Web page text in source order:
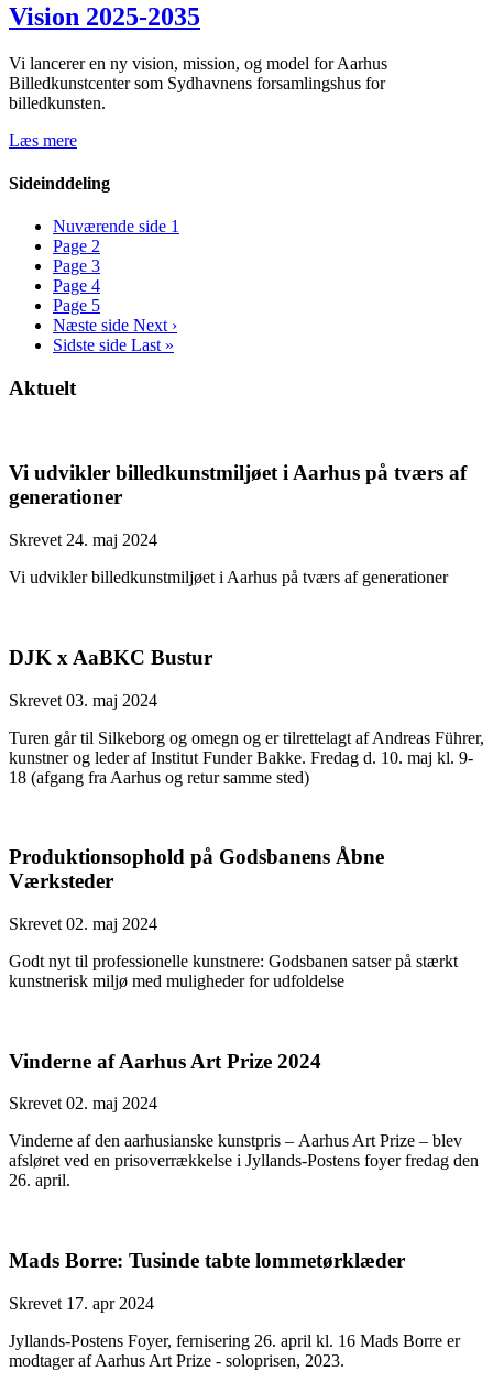
Vision 2025-2035
Vi lancerer en ny vision, mission, og model for Aarhus
Billedkunstcenter som Sydhavnens forsamlingshus for
billedkunsten.
Læs mere
Sideinddeling
Nuværende side 1
Page 2
Page 3
Page 4
Page 5
Næste side Next ›
Sidste side Last »
Aktuelt
Vi udvikler billedkunstmiljøet i Aarhus på tværs af
generationer
Skrevet 24. maj 2024
Vi udvikler billedkunstmiljøet i Aarhus på tværs af generationer
DJK x AaBKC Bustur
Skrevet 03. maj 2024
Turen går til Silkeborg og omegn og er tilrettelagt af Andreas Führer,
kunstner og leder af Institut Funder Bakke. Fredag d. 10. maj kl. 9-
18 (afgang fra Aarhus og retur samme sted)
Produktionsophold på Godsbanens Åbne
Værksteder
Skrevet 02. maj 2024
Godt nyt til professionelle kunstnere: Godsbanen satser på stærkt
kunstnerisk miljø med muligheder for udfoldelse
Vinderne af Aarhus Art Prize 2024
Skrevet 02. maj 2024
Vinderne af den aarhusianske kunstpris – Aarhus Art Prize – blev
afsløret ved en prisoverrækkelse i Jyllands-Postens foyer fredag den
26. april.
Mads Borre: Tusinde tabte lommetørklæder
Skrevet 17. apr 2024
Jyllands-Postens Foyer, fernisering 26. april kl. 16 Mads Borre er
modtager af Aarhus Art Prize - soloprisen, 2023.